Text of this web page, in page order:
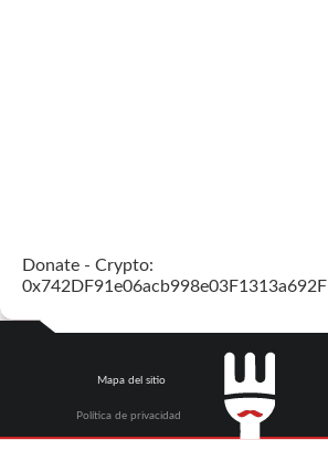
Donate - Crypto:
Mapa del sitio
Política de privacidad